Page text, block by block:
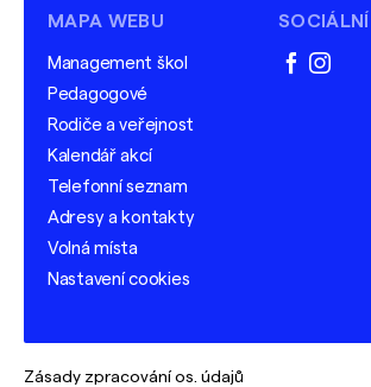
MAPA WEBU
Management škol
Pedagogové
Rodiče a veřejnost
Kalendář akcí
Telefonní seznam
Adresy a kontakty
Volná místa
Nastavení cookies
facebook
Zásady zpracování os. údajů